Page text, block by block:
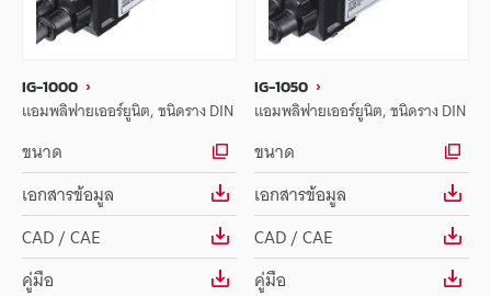
IG-1000
แอมพลิฟายเออร์ยูนิต, ชนิดราง DIN
ขนาด
เอกสารข้อมูล
CAD / CAE
คู่มือ
IG-1050
แอมพลิฟายเออร์ยูนิต, ชนิดราง DIN
ขนาด
เอกสารข้อมูล
CAD / CAE
คู่มือ